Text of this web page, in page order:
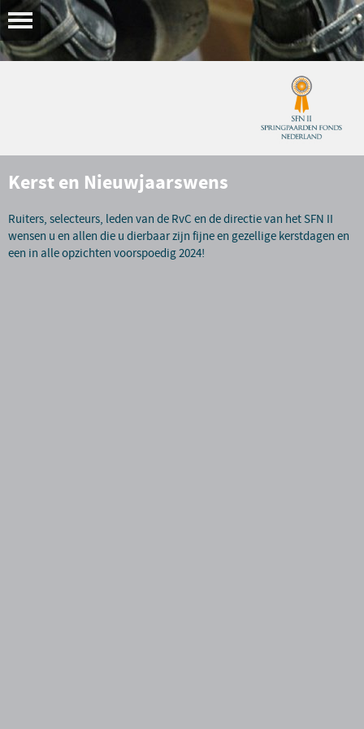
Kerst en Nieuwjaarswens
Ruiters, selecteurs, leden van de RvC en de directie van het SFN II
wensen u en allen die u dierbaar zijn fijne en gezellige kerstdagen en
een in alle opzichten voorspoedig 2024!